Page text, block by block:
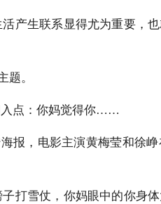
产生联系显得尤为重要，
。
入点：你妈觉得你……
报，电影主演黄梅莹和徐
打雪仗，你妈眼中的你身